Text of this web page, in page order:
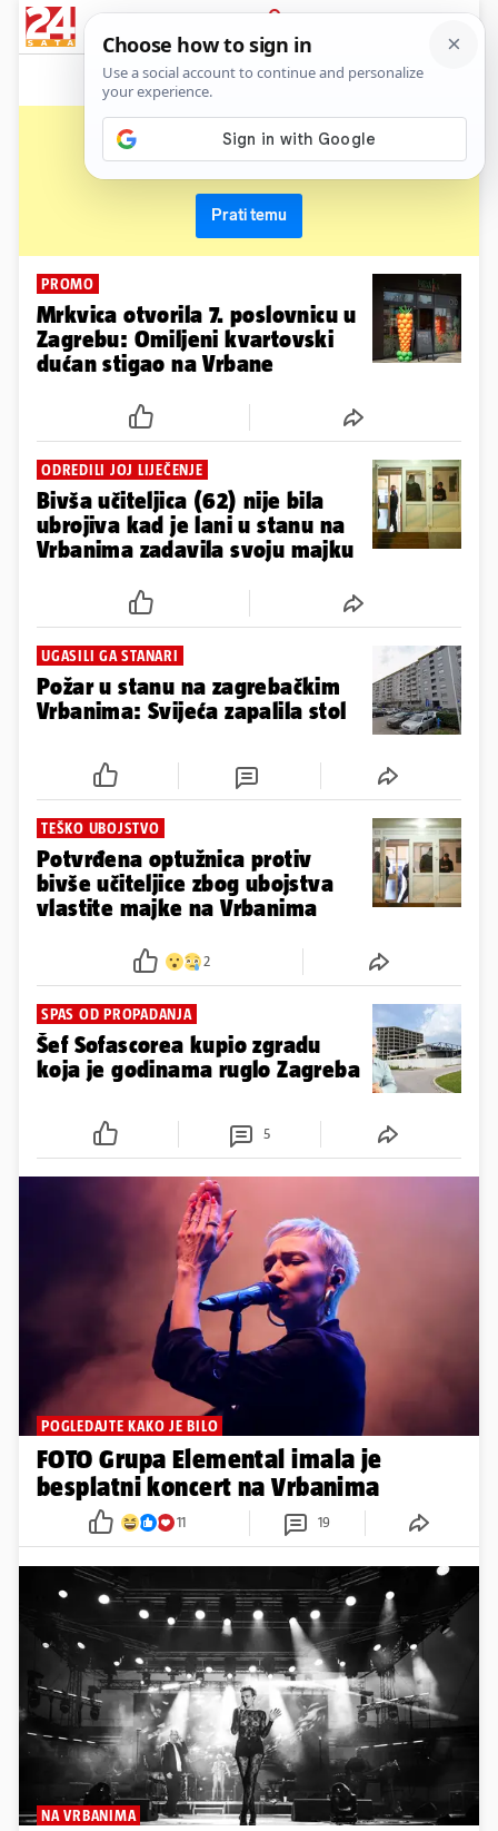
PRIJAVA
News
vrbani
Prati temu
PROMO
Mrkvica otvorila 7. poslovnicu u
Zagrebu: Omiljeni kvartovski
dućan stigao na Vrbane
ODREDILI JOJ LIJEČENJE
Bivša učiteljica (62) nije bila
ubrojiva kad je lani u stanu na
Vrbanima zadavila svoju majku
UGASILI GA STANARI
Požar u stanu na zagrebačkim
Vrbanima: Svijeća zapalila stol
TEŠKO UBOJSTVO
Potvrđena optužnica protiv
bivše učiteljice zbog ubojstva
vlastite majke na Vrbanima
2
SPAS OD PROPADANJA
Šef Sofascorea kupio zgradu
koja je godinama ruglo Zagreba
5
POGLEDAJTE KAKO JE BILO
FOTO Grupa Elemental imala je
besplatni koncert na Vrbanima
11 19
NA VRBANIMA